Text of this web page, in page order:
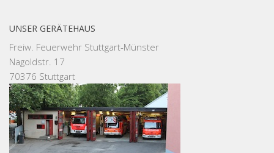
UNSER GERÄTEHAUS
Freiw. Feuerwehr Stuttgart-Münster
Nagoldstr. 17
70376 Stuttgart